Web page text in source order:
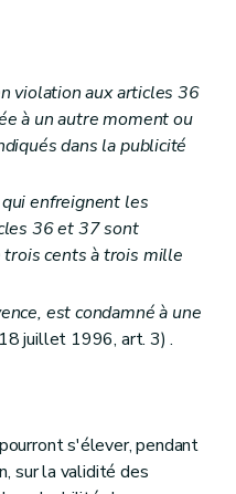
violation aux articles 36
à un autre moment ou
dans la publicité
enfreignent les
36 et 37 sont
trois cents à trois mille
est condamné à une
juillet 1996, art. 3) .
s'élever, pendant
sur la validité des